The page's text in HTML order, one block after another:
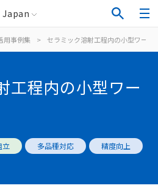
Japan
用事例集 > セラミック溶射工程内の小型ワーク
工程内の小型ワー
立 多品種対応 精度向上